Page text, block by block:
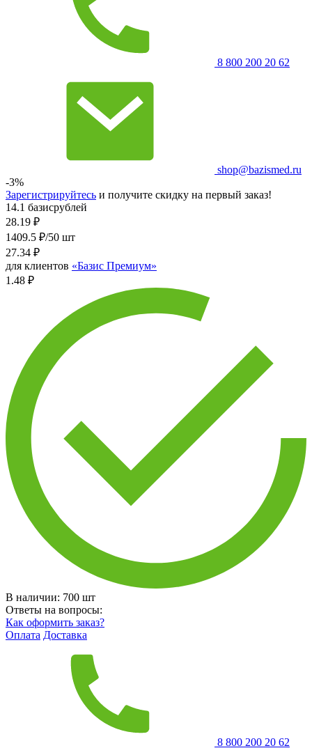
8 800 200 20 62
shop@bazismed.ru
-3%
Зарегистрируйтесь и получите скидку на первый заказ!
14.1 базисрублей
28.19 ₽
1409.5 ₽/50 шт
27.34 ₽
для клиентов «Базис Премиум»
1.48 ₽
В наличии: 700 шт
Ответы на вопросы:
Как оформить заказ?
Оплата Доставка
8 800 200 20 62